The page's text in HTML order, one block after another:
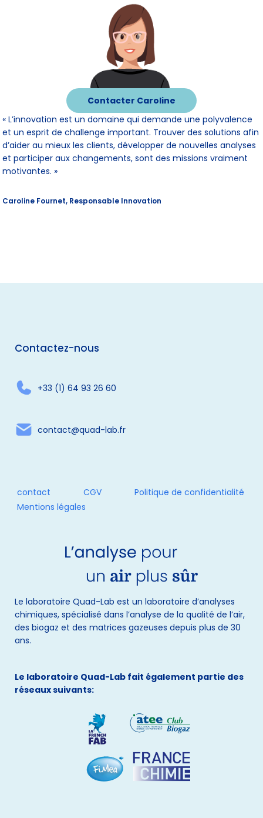
Contacter Caroline
« L’innovation est un domaine qui demande une polyvalence
et un esprit de challenge important. Trouver des solutions afin
d’aider au mieux les clients, développer de nouvelles analyses
et participer aux changements, sont des missions vraiment
motivantes. »
Caroline Fournet, Responsable Innovation
Contactez-nous
+33 (1) 64 93 26 60
contact@quad-lab.fr
contact CGV
Politique de confidentialité
Mentions légales
Le laboratoire Quad-Lab est un laboratoire d’analyses
chimiques, spécialisé dans l’analyse de la qualité de l’air,
des biogaz et des matrices gazeuses depuis plus de 30
ans.
Le laboratoire Quad-Lab fait également partie des
réseaux suivants: